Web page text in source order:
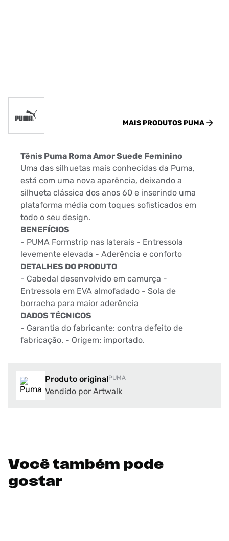
MAIS PRODUTOS PUMA
Tênis Puma Roma Amor Suede Feminino
Uma das silhuetas mais conhecidas da Puma,
está com uma nova aparência, deixando a
silhueta clássica dos anos 60 e inserindo uma
plataforma média com toques sofisticados em
todo o seu design.
BENEFÍCIOS
- PUMA Formstrip nas laterais - Entressola
levemente elevada - Aderência e conforto
DETALHES DO PRODUTO
- Cabedal desenvolvido em camurça -
Entressola em EVA almofadado - Sola de
borracha para maior aderência
DADOS TÉCNICOS
- Garantia do fabricante: contra defeito de
fabricação. - Origem: importado.
Produto originalPUMA
Vendido por Artwalk
Você também pode
gostar